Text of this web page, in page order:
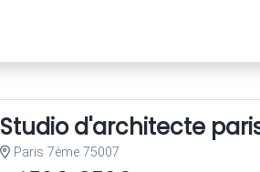
Studio d'architecte
Paris 7ème 75007